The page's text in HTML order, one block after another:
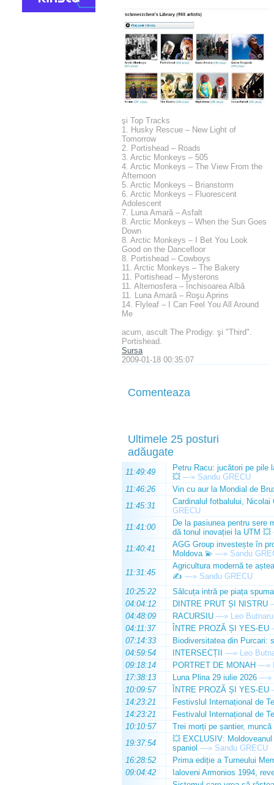
şi Top Tracks
1. Husky Rescue – New Light of
Tomorrow
2. Portishead – Roads
3. Arctic Monkeys – 505
4. Arctic Monkeys – The View From the
Afternoon
5. Arctic Monkeys – Brianstorm
6. Arctic Monkeys – Fluorescent
Adolescent
7. Luna Amară – Asfalt
8. Arctic Monkeys – When the Sun Goes
Down
8. Arctic Monkeys – I Bet You Look
Good on the Dancefloor
8. Portishead – Cowboys
11. Arctic Monkeys – The Bakery
11. Portishead – Mysterons
11. Alternosfera – Închisoarea Albă
11. Luna Amară – Roşu Aprins
14. Flyleaf – I Can Feel You All Around
Me
acum, ascult The Prodigy. şi "Third".
Portishead.
Sursa
2009-01-18 00:35:07
Comenteaza
Ultimele 25 posturi
adăugate
11:49:49
Petru Racu: jucători pe pile
💥 —» Sandu GRECU
11:46:26
Vin cu aur la Mondial de
11:45:31
Cardinalul fotbalului,
GRECU
11:41:00
De la pasiunea pentru sere
dă tonul inovației la UTM 💥
11:40:41
AGG Group investește în
Moldova 💫 —» Sandu
11:31:45
Agricultura modernă te
✍️ —» Sandu GRECU
10:25:22
Sălcuța intră pe piața
04:04:12
DINTRE PRUT ȘI NISTRU
04:48:09
RACURSIU —» Leo Butnaru
04:11:37
ÎNTRE PROZĂ ȘI YES-EU
07:14:33
Biodiversitatea din Purcari:
04:59:54
INTERSECȚII —» Leo
09:18:14
PORTRET DE MONAH —»
17:38:13
Luna Plina 29 iulie 2026 —»
10:09:57
ÎNTRE PROZĂ ȘI YES-EU
14:23:21
Festivslul Internațional de
14:23:21
Festivalul Internațional de
10:10:57
Trei morți pe șantier, muncă
19:37:54
💥 EXCLUSIV:
spaniol —» Sandu GRECU
16:28:52
Prima ediție a Turneului
09:04:42
Ialoveni Armonios 1994,